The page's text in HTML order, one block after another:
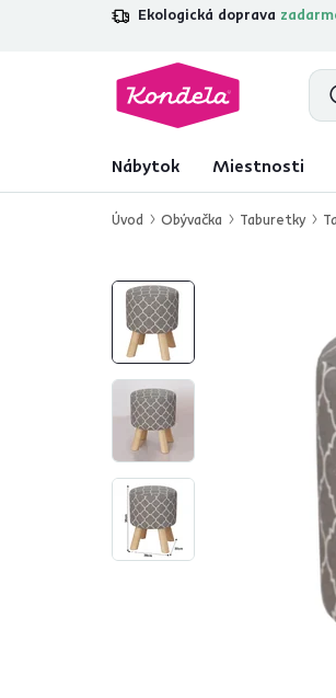
Ekologická doprava
4,7 31 285
Nábytok Miestnosti
Úvod Obývačka Taburetky